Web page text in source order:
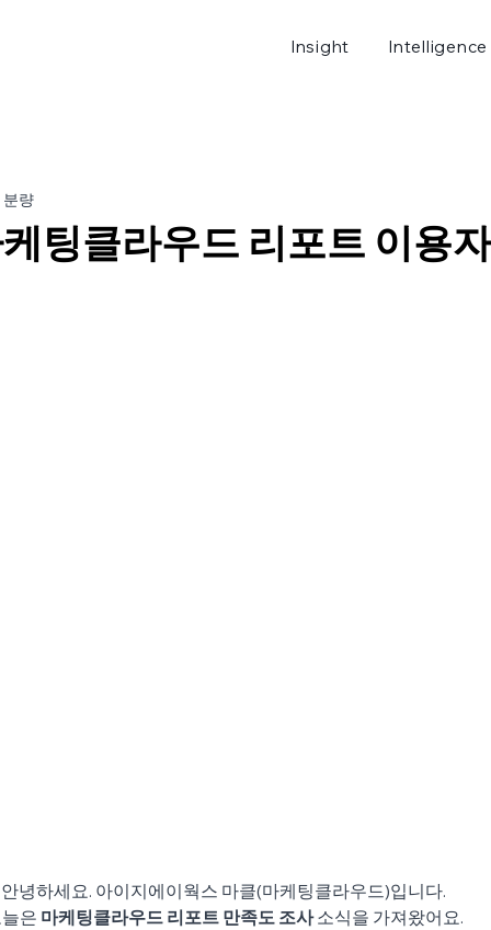
Insight Intelligence
팅클라우드 리포트 이용
분량
안녕하세요. 아이지에이웍스 마클(마케팅클라우드)입니다.
은 마케팅클라우드 리포트 만족도 조사 소식을 가져왔어요.